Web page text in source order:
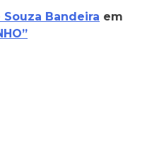
Bandeira em